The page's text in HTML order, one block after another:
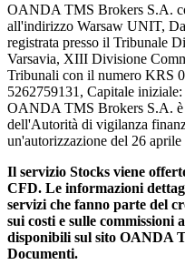
OANDA TMS Brokers S.A.
all'indirizzo Warsaw UNIT,
registrata presso il Tribunale
Varsavia, XIII Divisione
Tribunali con il numero KRS
5262759131, Capitale
OANDA TMS Brokers S.A. è
dell'Autorità di vigilanza
un'autorizzazione del 26
Il servizio Stocks viene
CFD. Le informazioni
servizi che fanno parte del
sui costi e sulle commissioni
disponibili sul sito OANDA
Documenti.